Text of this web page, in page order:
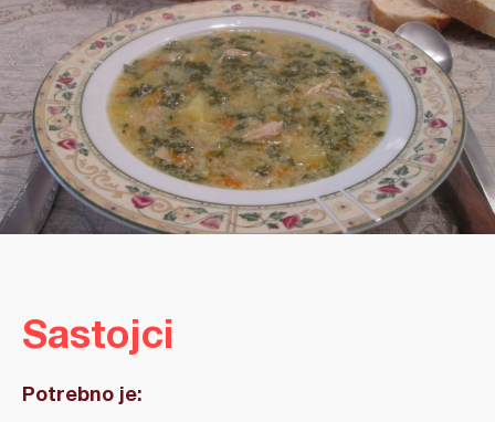
Sastojci
Potrebno je: